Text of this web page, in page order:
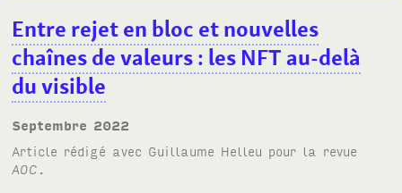
Entre rejet en bloc et nouvelles
chaînes de valeurs: les NFT au-delà
du visible
septembre 2022
Article rédigé avec Guillaume Helleu pour la revue
AOC